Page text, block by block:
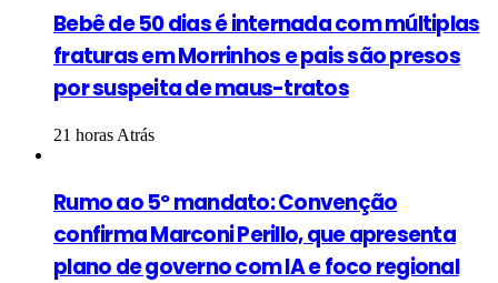
Bebê de 50 dias é internada com múltiplas
fraturas em Morrinhos e pais são presos
por suspeita de maus-tratos
21 horas Atrás
Rumo ao 5º mandato: Convenção
confirma Marconi Perillo, que apresenta
plano de governo com IA e foco regional